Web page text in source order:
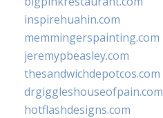
inspirehuahin.com
memmingerspainting.com
jeremypbeasley.com
thesandwichdepotcos.com
drgiggleshouseofpain.com
hotflashdesigns.com